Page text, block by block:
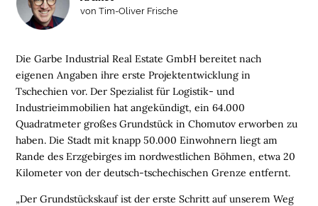
Die Garbe Industrial Real Estate GmbH bereitet nach
eigenen Angaben ihre erste Projektentwicklung in
Tschechien vor. Der Spezialist für Logistik- und
Industrieimmobilien hat angekündigt, ein 64.000
Quadratmeter großes Grundstück in Chomutov erworben zu
haben. Die Stadt mit knapp 50.000 Einwohnern liegt am
Rande des Erzgebirges im nordwestlichen Böhmen, etwa 20
Kilometer von der deutsch-tschechischen Grenze entfernt.
„Der Grundstückskauf ist der erste Schritt auf unserem Weg
von Tim-Oliver Frische